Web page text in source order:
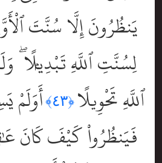
يَنظُرُونَ إِلَّا سُنَّتَ
لِسُنَّتِ ٱللَّهِ تَبْدِيلًۭا
ٱللَّهِ تَحْوِيلًا ﴿٤٣﴾
أَوَلَمْ
فَيَنظُرُواْ كَيْفَ كَانَ